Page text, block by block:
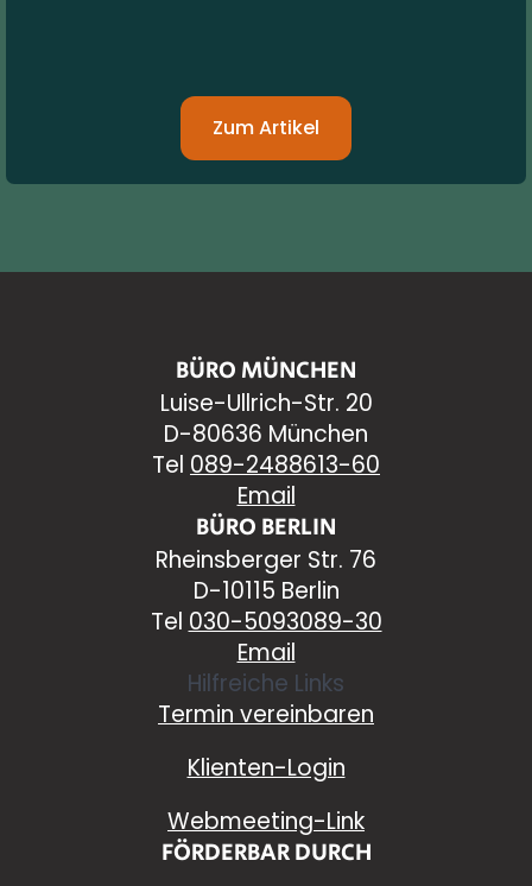
Zum Artikel
BÜRO MÜNCHEN
Luise-Ullrich-Str. 20
D-80636 München
Tel 089-2488613-60
Email
BÜRO BERLIN
Rheinsberger Str. 76
D-10115 Berlin
Tel 030-5093089-30
Email
Hilfreiche Links
Termin vereinbaren
Klienten-Login
Webmeeting-Link
FÖRDERBAR DURCH